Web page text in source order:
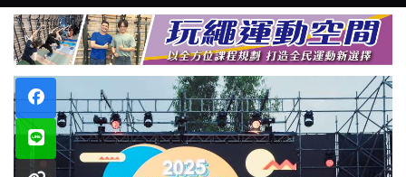
市
政
文
教